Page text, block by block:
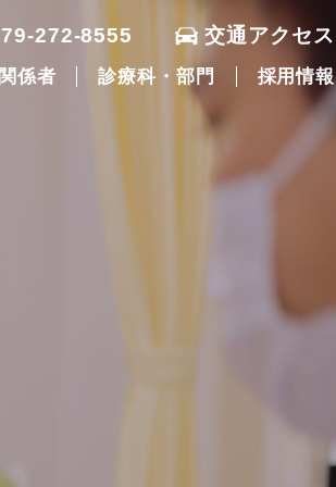
272-8555 交通アクセス
係者 診療科・部門 採用情報